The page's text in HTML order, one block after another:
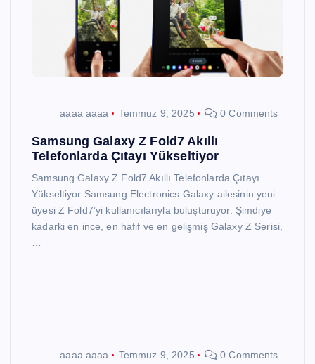
aaaa aaaa Temmuz 9, 2025 0 Comments
Samsung Galaxy Z Fold7 Akıllı
Telefonlarda Çıtayı Yükseltiyor
Samsung Galaxy Z Fold7 Akıllı Telefonlarda Çıtayı
Yükseltiyor Samsung Electronics Galaxy ailesinin yeni
üyesi Z Fold7’yi kullanıcılarıyla buluşturuyor. Şimdiye
kadarki en ince, en hafif ve en gelişmiş Galaxy Z Serisi,
aaaa aaaa Temmuz 9, 2025 0 Comments